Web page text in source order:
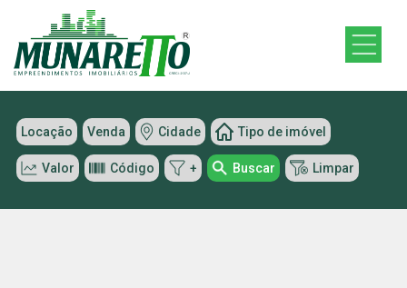
Locação Venda Cidade Tipo de imóvel
Valor Código + Buscar Limpar